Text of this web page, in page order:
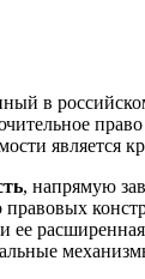
российском
является
, напрямую
правовых